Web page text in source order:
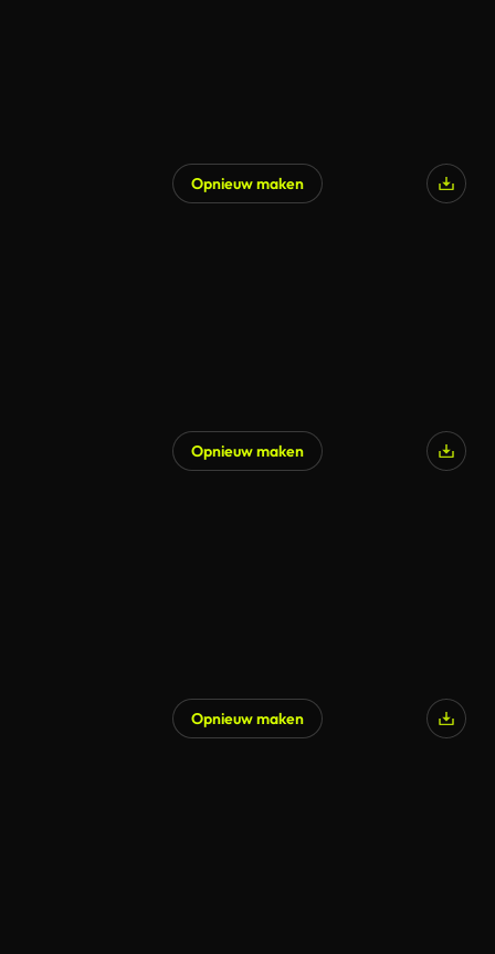
Opnieuw maken
Opnieuw maken
Opnieuw maken